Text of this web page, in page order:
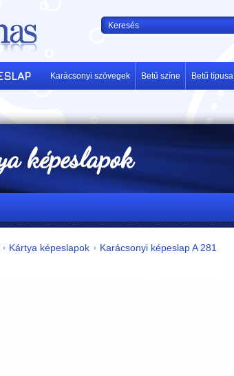
képeslapok
Karácsonyi szövegek Betű színe Betű típusa
Kártya képeslapok Karácsonyi képeslap A 281